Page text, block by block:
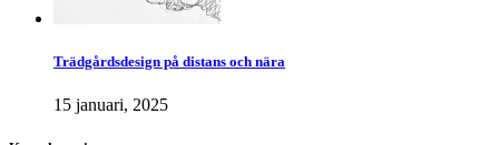
Trädgårdsdesign på distans och nära
15 januari, 2025